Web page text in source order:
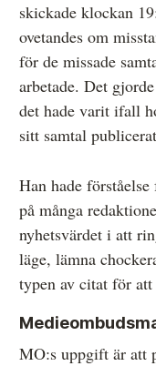
skickade klockan
ovetandes om
för de missade
arbetade. Det
det hade varit ifall
sitt samtal
Han hade
på många
nyhetsvärdet i att
läge, lämna
typen av citat för att
MO:s uppgift är att